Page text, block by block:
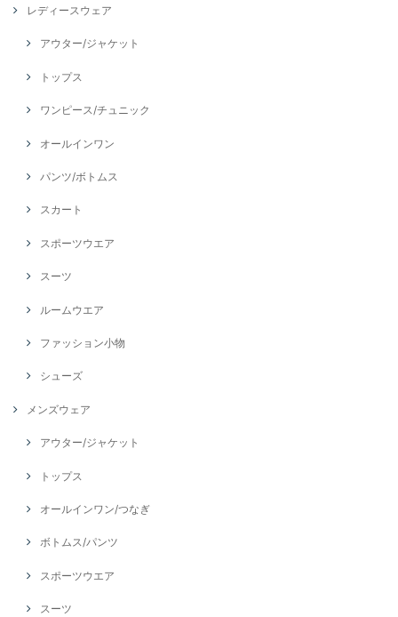
レディースウェア
アウター/ジャケット
トップス
ワンピース/チュニック
オールインワン
パンツ/ボトムス
スカート
スポーツウエア
スーツ
ルームウエア
ファッション小物
シューズ
メンズウェア
アウター/ジャケット
トップス
オールインワン/つなぎ
ボトムス/パンツ
スポーツウエア
スーツ